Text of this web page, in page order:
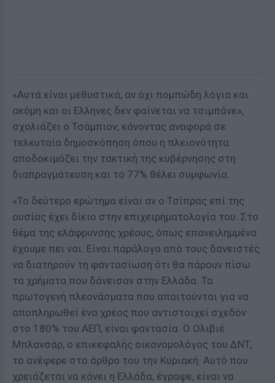
«Αυτά είναι μεθυστικά, αν όχι πομπώδη λόγια και
ακόμη και οι Ελληνες δεν φαίνεται να τσιμπάνε»,
σχολιάζει ο Τσάμπιον, κάνοντας αναφορά σε
τελευταία δημοσκόπηση όπου η πλειονότητα
αποδοκιμάζει την τακτική της κυβέρνησης στη
διαπραγμάτευση και το 77% θέλει συμφωνία.
«Το δεύτερο ερώτημα είναι αν ο Τσίπρας επί της
ουσίας έχει δίκιο στην επιχειρηματολογία του. Στο
θέμα της ελάφρυνσης χρέους, όπως επανειλημμένα
έχουμε πει ναι. Είναι παράλογο από τους δανειστές
να διατηρούν τη φαντασίωση ότι θα πάρουν πίσω
τα χρήματα που δάνεισαν στην Ελλάδα. Τα
πρωτογενή πλεονάσματα που απαιτούνται για να
αποπληρωθεί ένα χρέος που αντιστοιχεί σχεδόν
στο 180% του ΑΕΠ, είναι φαντασία. Ο Ολιβιέ
Μπλανσάρ, ο επικεφαλής οικονομολόγος του ΔΝΤ,
το ανέφερε στο άρθρο του την Κυριακή. Αυτό που
χρειάζεται να κάνει η Ελλάδα, έγραψε, είναι να